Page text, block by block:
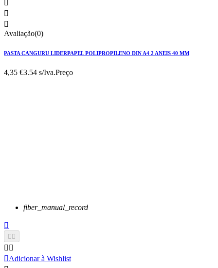



Avaliação(0)
PASTA CANGURU LIDERPAPEL POLIPROPILENO DIN A4 2 ANEIS 40 MM
4,35 €3.54 s/Iva.Preço
fiber_manual_record

 
 
Adicionar à Wishlist